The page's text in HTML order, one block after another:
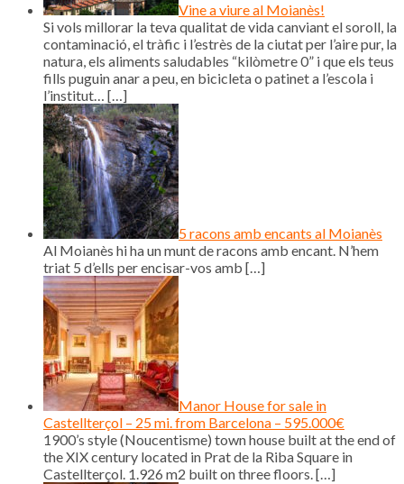
Vine a viure al Moianès!
Si vols millorar la teva qualitat de vida canviant el soroll, la
contaminació, el tràfic i l’estrès de la ciutat per l’aire pur, la
natura, els aliments saludables “kilòmetre 0” i que els teus
fills puguin anar a peu, en bicicleta o patinet a l’escola i
l’institut… […]
5 racons amb encants al Moianès
Al Moianès hi ha un munt de racons amb encant. N’hem
triat 5 d’ells per encisar-vos amb […]
Manor House for sale in
Castellterçol – 25 mi. from Barcelona – 595.000€
1900’s style (Noucentisme) town house built at the end of
the XIX century located in Prat de la Riba Square in
Castellterçol. 1.926 m2 built on three floors.[…]